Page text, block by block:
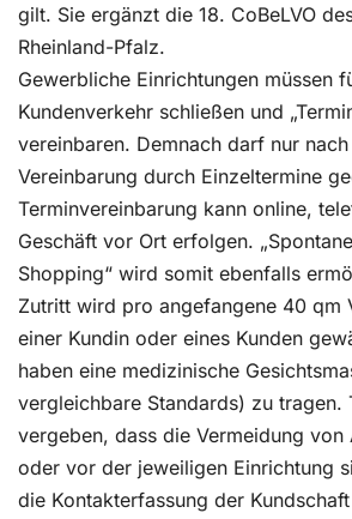
gilt. Sie ergänzt die 18. CoBeLVO
Rheinland-Pfalz.
Gewerbliche Einrichtungen müssen
Kundenverkehr schließen und
vereinbaren. Demnach darf nur
Vereinbarung durch Einzeltermine
Terminvereinbarung kann online,
Geschäft vor Ort erfolgen.
Shopping“ wird somit ebenfalls
Zutritt wird pro angefangene 40 qm
einer Kundin oder eines Kunden
haben eine medizinische
vergleichbare Standards) zu tragen.
vergeben, dass die Vermeidung von
oder vor der jeweiligen Einrichtung
die Kontakterfassung der